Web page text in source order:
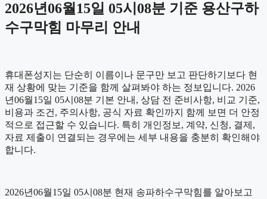
2026년06월15일 05시08분 기준 용산구하
수구막힘 마무리 안내
휴대폰성지는 단순히 이름이나 문구만 보고 판단하기보다 현
재 상황에 맞는 기준을 함께 살펴봐야 하는 정보입니다. 2026
년06월15일 05시08분 기본 안내, 상담 전 준비사항, 비교 기준,
비용과 조건, 주의사항, 공식 자료 확인까지 함께 보면 더 안정
적으로 접근할 수 있습니다. 특히 개인정보, 계약, 신청, 결제,
자료 제출이 연결되는 경우에는 세부 내용을 충분히 확인해야
합니다.
2026년06월15일 05시08분 현재 송파하수구막힘를 알아보고